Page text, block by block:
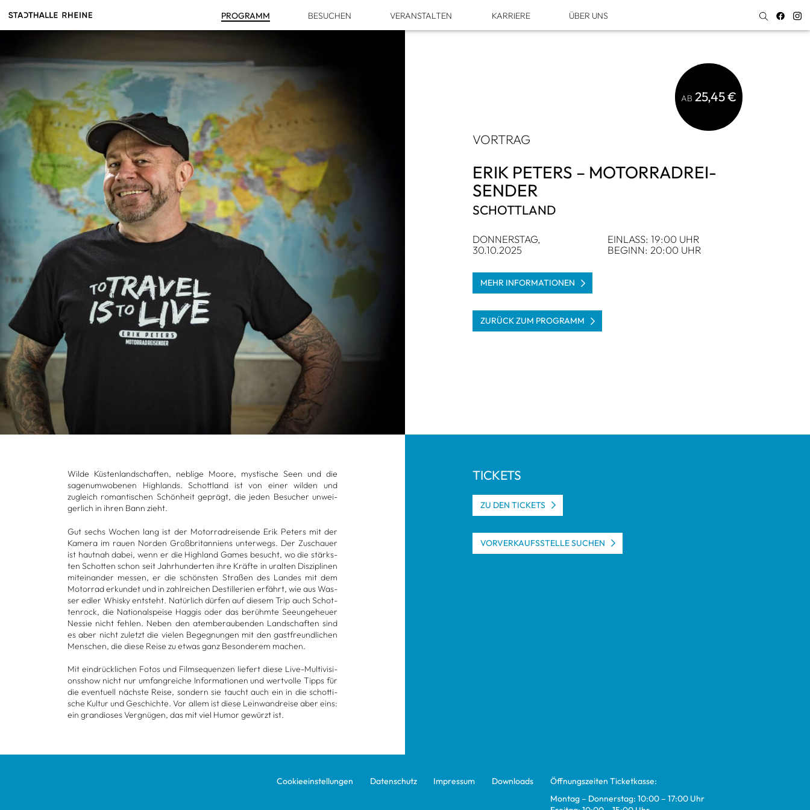
PRO­GRAMM BESU­CHEN VER­AN­STAL­TEN KAR­RIERE ÜBER UNS
VOR­TRAG
ERIK PETERS – MOTOR­RAD­REI­
SEN­DER
SCHOTT­LAND
DON­NERS­TAG,
30.10.2025
EIN­LASS: 19:00 UHR
BEGINN: 20:00 UHR
AB 25,45 €
MEHR INFOR­MA­TIO­NEN
ZURÜCK ZUM PRO­GRAMM
Wilde Küs­ten­land­schaf­ten, neb­lige Moore, mys­ti­sche Seen und die
sagen­um­wo­be­nen High­lands. Schott­land ist von einer wil­den und
zugleich roman­ti­schen Schön­heit geprägt, die jeden Besu­cher unwei­
ger­lich in ihren Bann zieht.
Gut sechs Wochen lang ist der Motor­rad­rei­sende Erik Peters mit der
Kamera im rauen Nor­den Groß­bri­tan­ni­ens unter­wegs. Der Zuschauer
ist haut­nah dabei, wenn er die High­land Games besucht, wo die stärks­
ten Schot­ten schon seit Jahr­hun­der­ten ihre Kräfte in uralten Dis­zi­pli­nen
mit­ein­an­der mes­sen, er die schöns­ten Stra­ßen des Lan­des mit dem
Motor­rad erkun­det und in zahl­rei­chen Destil­le­rien erfährt, wie aus Was­
ser edler Whisky ent­steht. Natür­lich dür­fen auf die­sem Trip auch Schot­
ten­rock, die Natio­nal­speise Hag­gis oder das berühmte See­unge­heuer
Nes­sie nicht feh­len. Neben den atem­be­rau­ben­den Land­schaf­ten sind
es aber nicht zuletzt die vie­len Begeg­nun­gen mit den gast­freund­li­chen
Men­schen, die diese Reise zu etwas ganz Beson­de­rem machen.
Mit ein­drück­li­chen Fotos und Film­se­quen­zen lie­fert diese Live-Mul­ti­vi­si­
ons­show nicht nur umfang­rei­che Infor­ma­tio­nen und wert­volle Tipps für
die even­tu­ell nächste Reise, son­dern sie taucht auch ein in die schot­ti­
sche Kul­tur und Geschichte. Vor allem ist diese Lein­wand­reise aber eins:
ein gran­dio­ses Ver­gnü­gen, das mit viel Humor gewürzt ist.
TICKETS
ZU DEN TICKETS
VOR­VER­KAUFS­STELLE SUCHEN
Coo­kie­ein­stel­lun­gen Daten­schutz Impres­sum Down­loads
Öff­nungs­zei­ten Ticket­kasse:
Mon­tag – Don­ners­tag: 10:00 – 17:00 Uhr